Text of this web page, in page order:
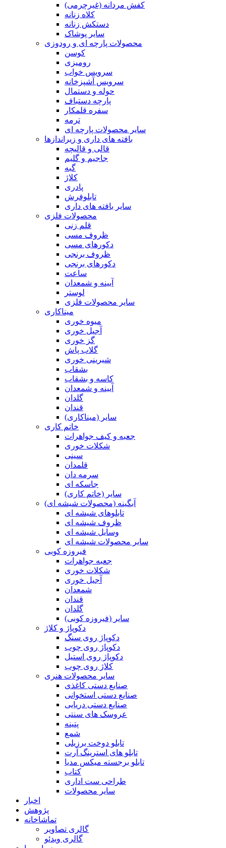
کفش مردانه (غیرچرمی)
کلاه زنانه
دستکش زنانه
سایر پوشاک
محصولات پارچه ای و رودوزی
کوسن
رومیزی
سرویس خواب
سرویس آشپزخانه
حوله و دستمال
پارچه دستباف
سفره قلمکار
ترمه
سایر محصولات پارچه ای
بافته های داری و زیراندازها
قالی و قالیچه
جاجیم و گلیم
گبه
کلاژ
پادری
تابلوفرش
سایر بافته های داری
محصولات فلزی
قلم زنی
ظروف مسی
دکورهای مسی
ظروف برنجی
دکورهای برنجی
ساعت
آیینه و شمعدان
لوستر
سایر محصولات فلزی
میناکاری
میوه خوری
آجیل خوری
گز خوری
گلاب پاش
شیرینی خوری
بشقاب
کاسه و بشقاب
آیینه و شمعدان
گلدان
قندان
سایر (میناکاری)
خاتم کاری
جعبه و کیف جواهرات
شکلات خوری
سینی
قلمدان
سرمه دان
جاسکه ای
سایر (خاتم کاری)
آبگینه (محصولات شیشه ای)
تابلوهای شیشه ای
ظروف شیشه ای
وسایل شیشه ای
سایر محصولات شیشه ای
فیروزه کوبی
جعبه جواهرات
شکلات خوری
آجیل خوری
شمعدان
قندان
گلدان
سایر (فیروزه کوبی)
دکوپاژ و کلاژ
دکوپاژ روی سنگ
دکوپاژ روی چوب
دکوپاژ روی استیل
کلاژ روی چوب
سایر محصولات هنری
صنایع دستی کاغذی
صنایع دستی استخوانی
صنایع دستی دریایی
عروسک های سنتی
پتینه
شمع
تابلو دوخت برزیلی
تابلو های استرینگ آرت
تابلو برجسته میکس مدیا
کتاب
طراحی ست اداری
سایر محصولات
اخبار
پژوهش
تماشاخانه
گالری تصاویر
گالری ویدئو